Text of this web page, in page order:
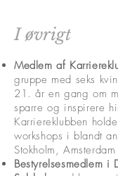
I øvrigt
Medlem af
gruppe med seks
21. år en gang om
sparre og inspirere
Karriereklubben
workshops i blandt
Stokholm,
Bestyrelsesmedlem i